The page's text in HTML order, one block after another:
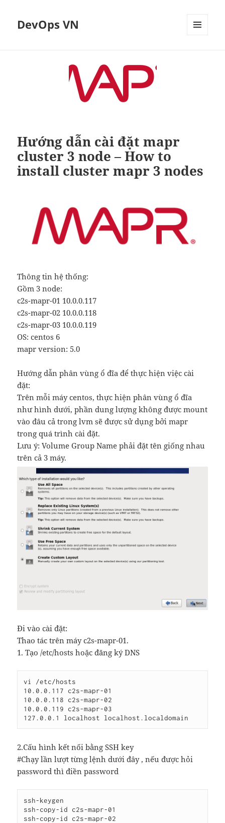
DevOps VN
Hướng dẫn cài đặt mapr
cluster 3 node – How to
install cluster mapr 3 nodes
Thông tin hệ thống:
Gồm 3 node:
c2s-mapr-01 10.0.0.117
c2s-mapr-02 10.0.0.118
c2s-mapr-03 10.0.0.119
OS: centos 6
mapr version: 5.0
Hướng dẫn phân vùng ổ đĩa để thực hiện việc cài
đặt:
Trên mỗi máy centos, thực hiện phân vùng ổ đĩa
như hình dưới, phần dung lượng không được mount
vào đâu cả trong lvm sẽ được sử dụng bởi mapr
trong quá trình cài đặt.
Lưu ý: Volume Group Name phải đặt tên giống nhau
trên cả 3 máy.
Đi vào cài đặt:
Thao tác trên máy c2s-mapr-01.
1. Tạo /etc/hosts hoặc đăng ký DNS
vi /etc/hosts
10.0.0.117 c2s-mapr-01
10.0.0.118 c2s-mapr-02
10.0.0.119 c2s-mapr-03
127.0.0.1 localhost localhost.localdomain
2.Cấu hình kết nối bằng SSH key
#Chạy lần lượt từng lệnh dưới đây , nếu được hỏi
password thì điền password
ssh-keygen
ssh-copy-id c2s-mapr-01
ssh-copy-id c2s-mapr-02